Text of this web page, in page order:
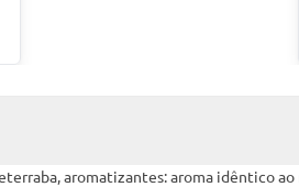
aromatizantes: aroma idêntico